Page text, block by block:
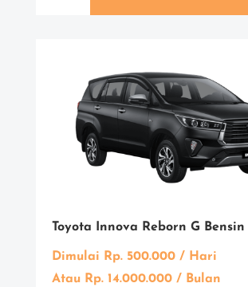
Toyota Innova Reborn G Bensin
Dimulai Rp. 500.000 / Hari
Atau Rp. 14.000.000 / Bulan